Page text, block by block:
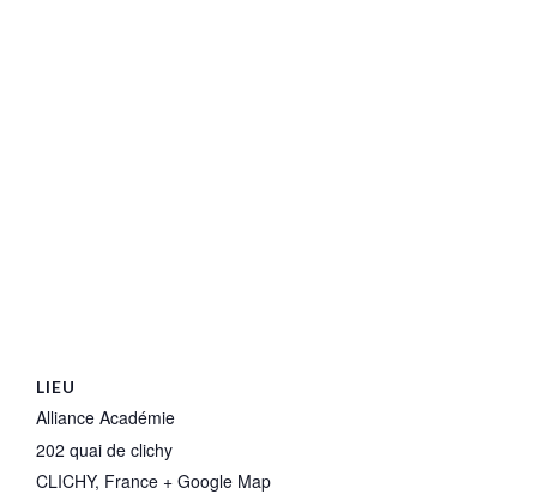
LIEU
Alliance Académie
202 quai de clichy
CLICHY, France + Google Map